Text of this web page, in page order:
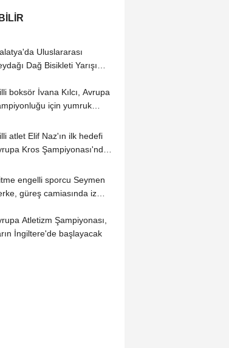
Uluslararası
Dağ Bisikleti Yarışı
boksör İvana Kılcı, Avrupa
için yumruk
atlet Elif Naz'ın ilk hedefi
Kros Şampiyonası'nda
engelli sporcu Seymen
güreş camiasında iz
Atletizm Şampiyonası,
İngiltere'de başlayacak